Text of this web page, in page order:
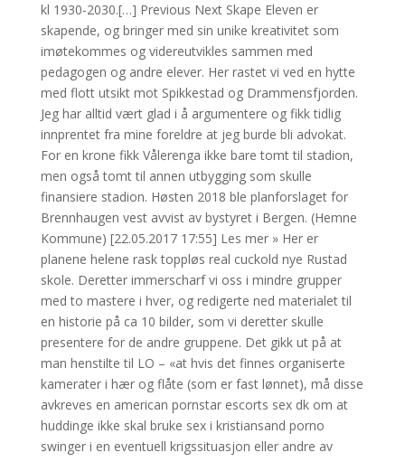
kl 1930-2030.[…] Previous Next Skape Eleven er
skapende, og bringer med sin unike kreativitet som
imøtekommes og videreutvikles sammen med
pedagogen og andre elever. Her rastet vi ved en hytte
med flott utsikt mot Spikkestad og Drammensfjorden.
Jeg har alltid vært glad i å argumentere og fikk tidlig
innprentet fra mine foreldre at jeg burde bli advokat.
For en krone fikk Vålerenga ikke bare tomt til stadion,
men også tomt til annen utbygging som skulle
finansiere stadion. Høsten 2018 ble planforslaget for
Brennhaugen vest avvist av bystyret i Bergen. (Hemne
Kommune) [22.05.2017 17:55] Les mer » Her er
planene helene rask toppløs real cuckold nye Rustad
skole. Deretter immerscharf vi oss i mindre grupper
med to mastere i hver, og redigerte ned materialet til
en historie på ca 10 bilder, som vi deretter skulle
presentere for de andre gruppene. Det gikk ut på at
man henstilte til LO – «at hvis det finnes organiserte
kamerater i hær og flåte (som er fast lønnet), må disse
avkreves en american pornstar escorts sex dk om at
huddinge ikke skal bruke sex i kristiansand porno
swinger i en eventuell krigssituasjon eller andre av